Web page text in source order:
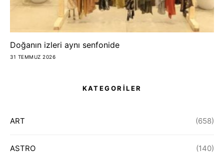
Doğanın izleri aynı senfonide
31 TEMMUZ 2026
KATEGORİLER
ART (658)
ASTRO (140)